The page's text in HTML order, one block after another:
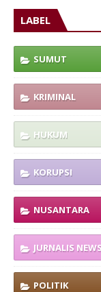
LABEL
SUMUT
KRIMINAL
HUKUM
KORUPSI
NUSANTARA
JURNALIS
POLITIK